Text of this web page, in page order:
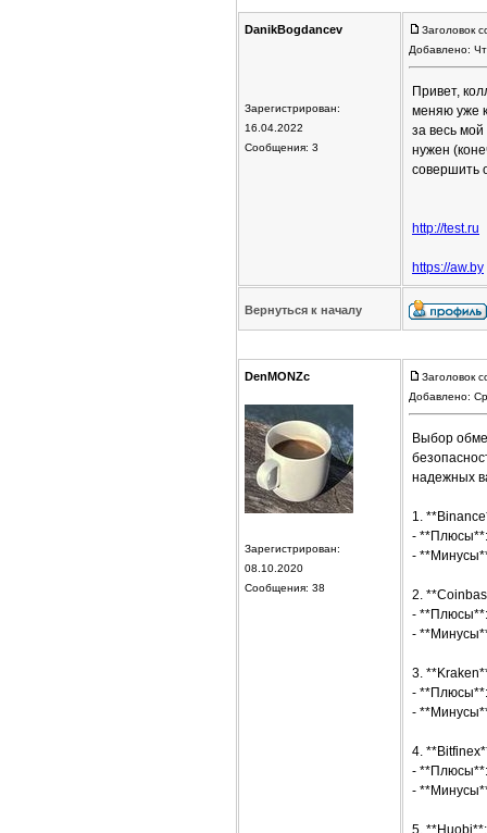
DanikBogdancev
Зарегистрирован:
16.04.2022
Сообщения: 3
Заголовок
Добавлено:
Привет,
меняю уже
за весь
нужен
совершить
http://test.ru
https://aw.by
Вернуться к началу
DenMONZc
Зарегистрирован:
08.10.2020
Сообщения: 38
Заголовок
Добавлено:
Выбор
надежных
1.
- **Плюсы**:
-
2.
- **Плюсы**:
-
3.
- **Плюсы**:
-
4.
- **Плюсы**:
-
5. **Huobi**: